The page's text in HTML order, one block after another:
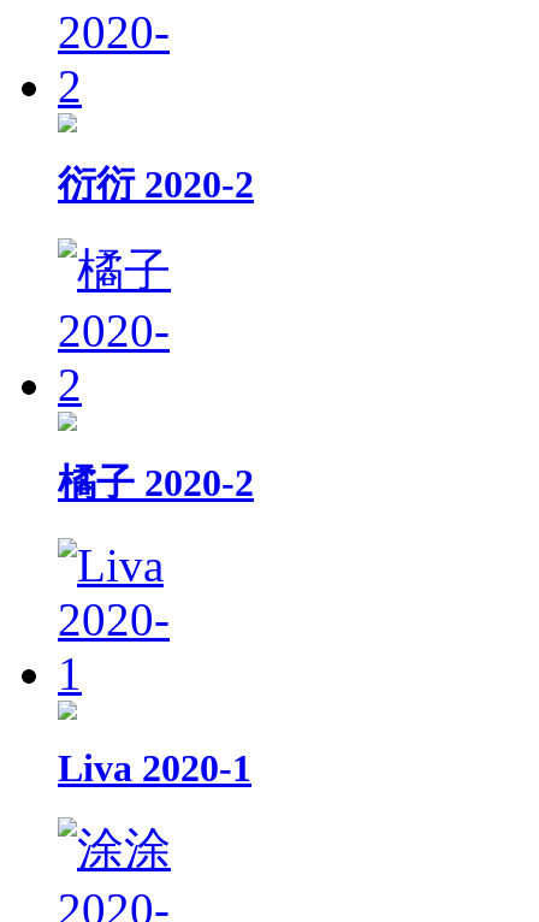
衍衍 2020-2
橘子 2020-2
Liva 2020-1